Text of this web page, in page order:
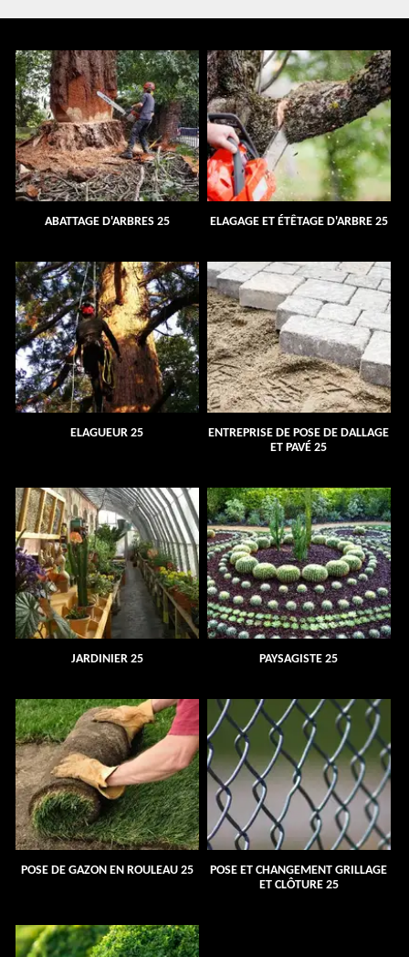
ABATTAGE D'ARBRES 25 ELAGAGE ET ÉTÊTAGE D'ARBRE 25
ELAGUEUR 25
ENTREPRISE DE POSE DE DALLAGE
ET PAVÉ 25
JARDINIER 25 PAYSAGISTE 25
POSE DE GAZON EN ROULEAU 25
POSE ET CHANGEMENT GRILLAGE
ET CLÔTURE 25